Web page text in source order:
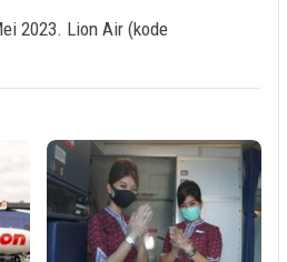
2023. Lion Air (kode